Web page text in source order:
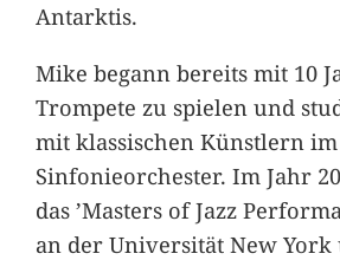
Antarktis.
Mike begann bereits mit 10
Trompete zu spielen und
mit klassischen Künstlern
Sinfonieorchester. Im Jahr
das ’Masters of Jazz
an der Universität New York